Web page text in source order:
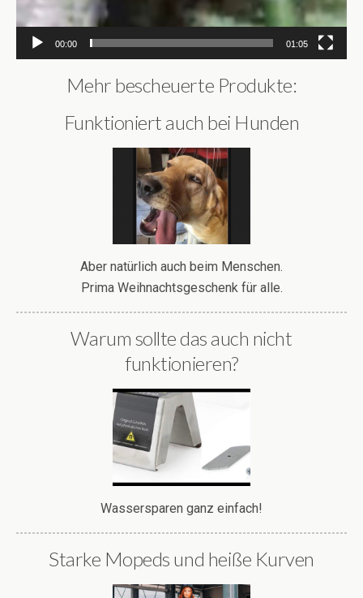
00:00 01:05
Mehr bescheuerte Produkte:
Funktioniert auch bei Hunden
Aber natürlich auch beim Menschen.
Prima Weihnachtsgeschenk für alle.
Warum sollte das auch nicht
funktionieren?
Wassersparen ganz einfach!
Starke Mopeds und heiße Kurven